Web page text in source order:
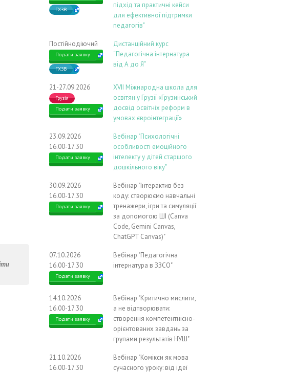
ГХЗВ
підхід та практичні кейси
для ефективної підтримки
педагогів"
Постійнодіючий
Подати заявку
ГХЗВ
Дистанційний курс
“Педагогічна інтернатура
від А до Я”
21-27.09.2026
Грузія
Подати заявку
ХVIІ Міжнародна школа для
освітян у Грузії «Грузинський
досвід освітніх реформ в
умовах євроінтеграції»
23.09.2026
16.00-17.30
Подати заявку
Вебінар "Психологічні
особливості емоційного
інтелекту у дітей старшого
дошкільного віку"
30.09.2026
16.00-17.30
Подати заявку
Вебінар "Інтерактив без
коду: створюємо навчальні
тренажери, ігри та симуляції
за допомогою ШІ (Canva
Code, Gemini Canvas,
ChatGPT Canvas)"
07.10.2026
16.00-17.30
Подати заявку
Вебінар "Педагогічна
інтернатура в ЗЗСО"
14.10.2026
16.00-17.30
Подати заявку
Вебінар "Критично мислити,
а не відтворювати:
створення компетентнісно-
орієнтованих завдань за
групами результатів НУШ"
21.10.2026
16.00-17.30
Вебінар "Комікси як мова
сучасного уроку: від ідеї